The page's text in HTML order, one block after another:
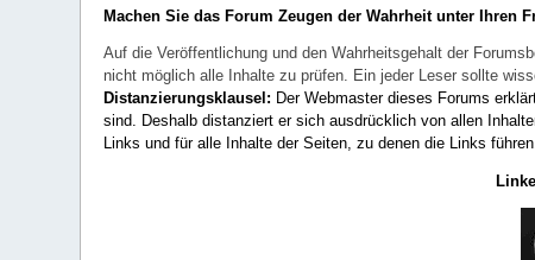
Machen Sie das Forum Zeugen der Wahrheit unter Ihren
Auf die Veröffentlichung und den Wahrheitsgehalt der
nicht möglich alle Inhalte zu prüfen. Ein jeder Leser sollte
Distanzierungsklausel: Der Webmaster dieses Forums
sind. Deshalb distanziert er sich ausdrücklich von allen
Links und für alle Inhalte der Seiten, zu denen die Links